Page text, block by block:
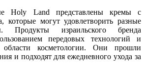
Holy Land представлены кремы с
которые могут удовлетворить разные
Продукты израильского бренда
передовых технологий и
косметологии. Они прошли
и подходят для ежедневного ухода за